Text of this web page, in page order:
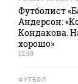
Футболист
Андерсон:
Кондакова.
хорошо»
12:38
ФУТБОЛ